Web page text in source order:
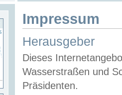
Impressum
Herausgeber
Dieses
Wasserstraßen und
Präsidenten.